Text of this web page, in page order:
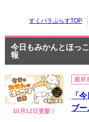
すくパラぷらすTOP
今日もみかんとほっ
報
10月12日更新！
「
ブー